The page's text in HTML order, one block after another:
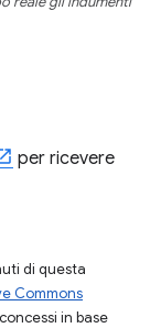
per ricevere
di questa
Commons
in base